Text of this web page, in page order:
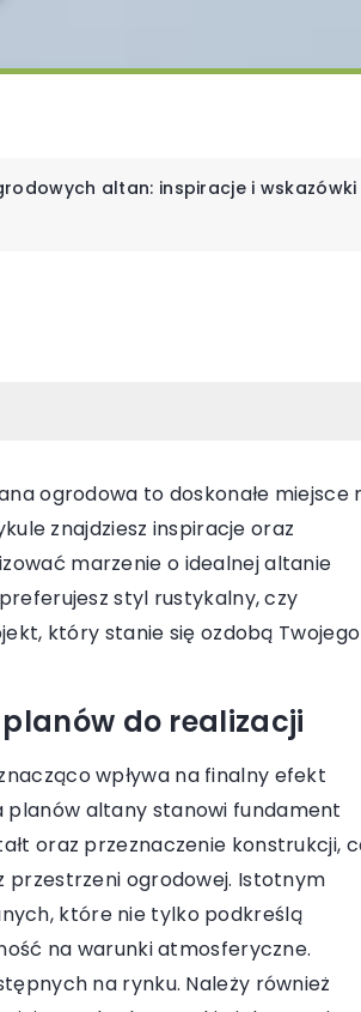
altan: inspiracje i wskazówki
ogrodowa to doskonałe miejsce
znajdziesz inspiracje oraz
marzenie o idealnej altanie
styl rustykalny, czy
który stanie się ozdobą Twojego
do realizacji
wpływa na finalny efekt
planów altany stanowi fundament
oraz przeznaczenie konstrukcji,
przestrzeni ogrodowej. Istotnym
które nie tylko podkreślą
na warunki atmosferyczne.
na rynku. Należy również
1 października 2023
Jak technologia
podczerwonego zmienia
Dowiedz się, jak technologia
promieniowania podczerwonego
przełamuje granice, zmieniając
w jaki docieplamy nasze domy.